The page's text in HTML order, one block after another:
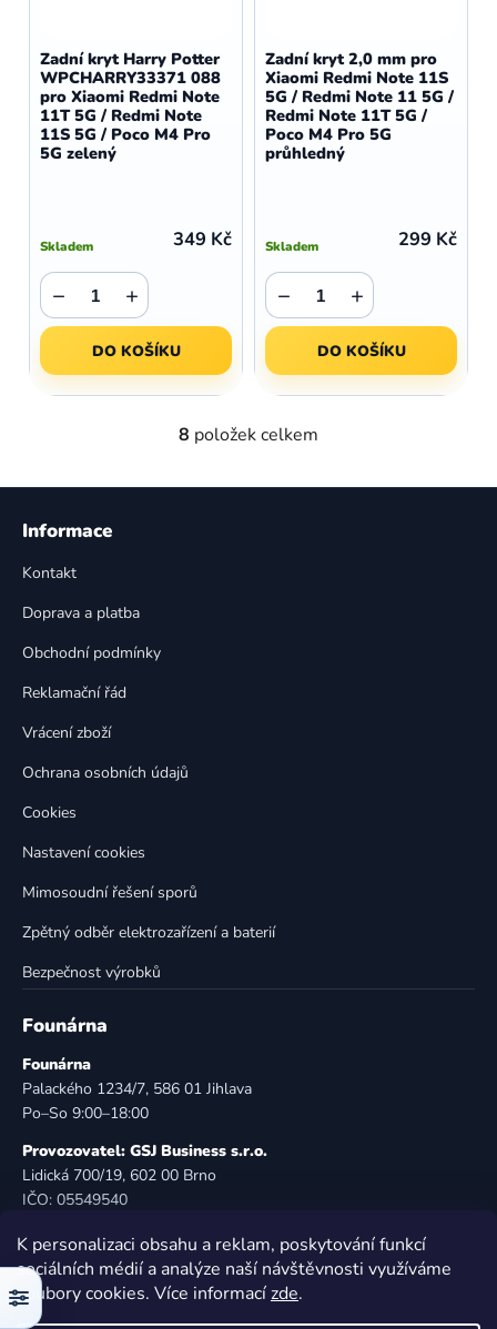
K personalizaci obsahu a reklam, poskytování funkcí
sociálních médií a analýze naší návštěvnosti využíváme
soubory cookies. Více informacízde.
Zadní kryt Harry Potter
WPCHARRY33371 088
pro Xiaomi Redmi Note
11T 5G / Redmi Note
11S 5G / Poco M4 Pro
5G zelený
Skladem 349 Kč
+
−
DO KOŠÍKU
Zadní kryt 2,0 mm pro
Xiaomi Redmi Note 11S
5G / Redmi Note 11 5G /
Redmi Note 11T 5G /
Poco M4 Pro 5G
průhledný
Skladem 299 Kč
+
−
DO KOŠÍKU
O
l
8 položek celkem
Z
Informace
Kontakt
Doprava a platba
Obchodní podmínky
Reklamační řád
Vrácení zboží
Ochrana osobních údajů
Cookies
Nastavení cookies
Mimosoudní řešení sporů
Zpětný odběr elektrozařízení a baterií
Bezpečnost výrobků
Founárna
Founárna
Palackého 1234/7, 586 01 Jihlava
Po–So 9:00–18:00
Provozovatel: GSJ Business s.r.o.
Lidická 700/19, 602 00 Brno
IČO: 05549540
E-mail:info@founarna.cz
Telefon: 721 485 258
Filtr